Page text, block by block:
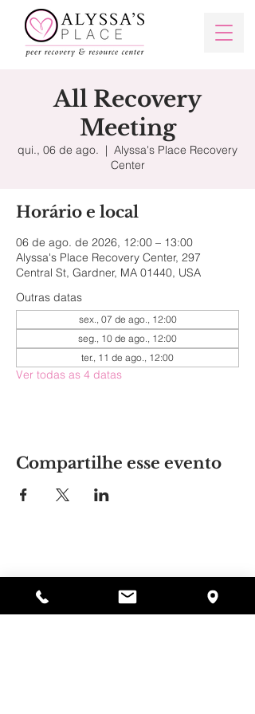
All Recovery
Meeting
qui., 06 de ago.
  |
Alyssa's Place Recovery
Center
Horário e local
06 de ago. de 2026, 12:00 – 13:00
Alyssa's Place Recovery Center, 297
Central St, Gardner, MA 01440, USA
Outras datas
sex., 07 de ago., 12:00
seg., 10 de ago., 12:00
ter., 11 de ago., 12:00
Ver todas as 4 datas
Compartilhe esse evento
978-364-0920